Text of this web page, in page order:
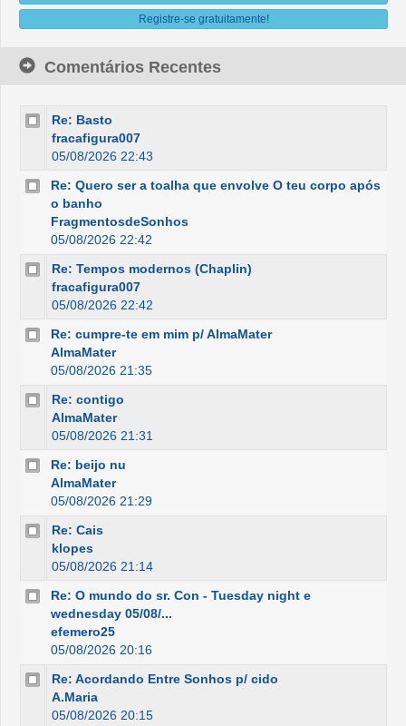
Registre-se gratuitamente!
Comentários Recentes
Re: Basto
fracafigura007
05/08/2026 22:43
Re: Quero ser a toalha que envolve O teu corpo após
o banho
FragmentosdeSonhos
05/08/2026 22:42
Re: Tempos modernos (Chaplin)
fracafigura007
05/08/2026 22:42
Re: cumpre-te em mim p/ AlmaMater
AlmaMater
05/08/2026 21:35
Re: contigo
AlmaMater
05/08/2026 21:31
Re: beijo nu
AlmaMater
05/08/2026 21:29
Re: Cais
klopes
05/08/2026 21:14
Re: O mundo do sr. Con - Tuesday night e
wednesday 05/08/...
efemero25
05/08/2026 20:16
Re: Acordando Entre Sonhos p/ cido
A.Maria
05/08/2026 20:15